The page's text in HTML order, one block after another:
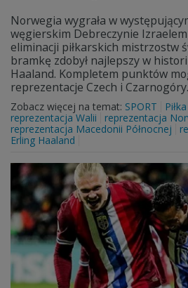
Norwegia wygrała w
węgierskim Debreczynie
eliminacji piłkarskich mistrzostw
bramkę zdobył najlepszy w
Haaland. Kompletem punktów
reprezentacje Czech i Czarnogóry.
Zobacz więcej na temat: SPORT
reprezentacja Walii
reprezentacja
reprezentacja Macedonii Północnej
Erling Haaland